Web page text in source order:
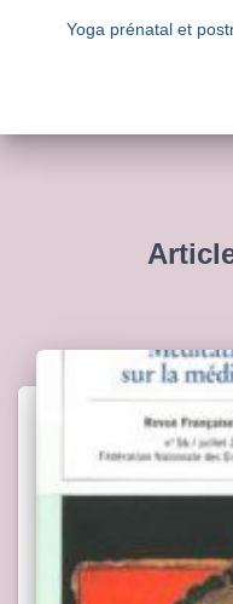
Yoga prénatal et